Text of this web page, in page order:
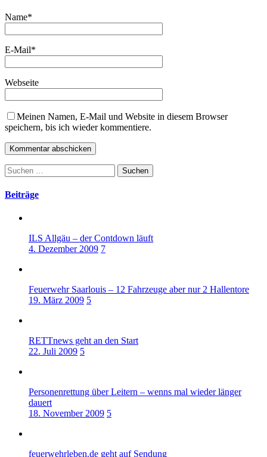
Name*
E-Mail*
Webseite
Meinen Namen, E-Mail und Website in diesem Browser
speichern, bis ich wieder kommentiere.
Suchen
nach:
Beiträge
ILS Allgäu – der Contdown läuft
4. Dezember 2009 7
Feuerwehr Saarlouis – 12 Fahrzeuge aber nur 2 Hallentore
19. März 2009 5
RETTnews geht an den Start
22. Juli 2009 5
Personenrettung über Leitern – wenns mal wieder länger
dauert
18. November 2009 5
feuerwehrleben.de geht auf Sendung